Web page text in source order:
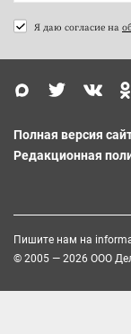
Я даю согласие на
Полная версия
Редакционная
Пишите нам на
© 2005 — 2026 ООО